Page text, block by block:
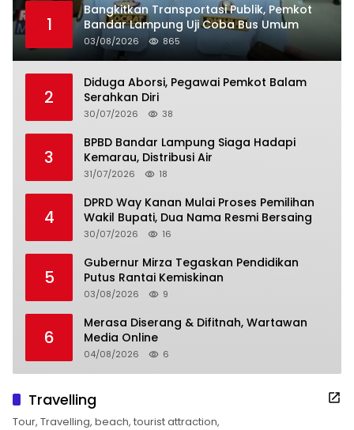
1
Bangkitkan Transportasi Publik, Pemkot
Bandar Lampung Uji Coba Bus Umum
03/08/2026 865
2
Diduga Aborsi, Pegawai Pemkot Balam
Serahkan Diri
30/07/2026 38
3
BPBD Bandar Lampung Siaga Hadapi
Kemarau, Distribusi Air
31/07/2026 18
4
DPRD Way Kanan Mulai Proses Pemilihan
Wakil Bupati, Dua Nama Resmi Bersaing
30/07/2026 16
5
Gubernur Mirza Tegaskan Pendidikan
Putus Rantai Kemiskinan
03/08/2026 9
6
Merasa Diserang & Difitnah, Wartawan
Media Online
04/08/2026 6
Travelling
Tour, Travelling, beach, tourist attraction,